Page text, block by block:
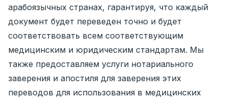
арабоязычных странах, гарантируя, что каждый
документ будет переведен точно и будет
соответствовать всем соответствующим
медицинским и юридическим стандартам. Мы
также предоставляем услуги нотариального
заверения и апостиля для заверения этих
переводов для использования в медицинских